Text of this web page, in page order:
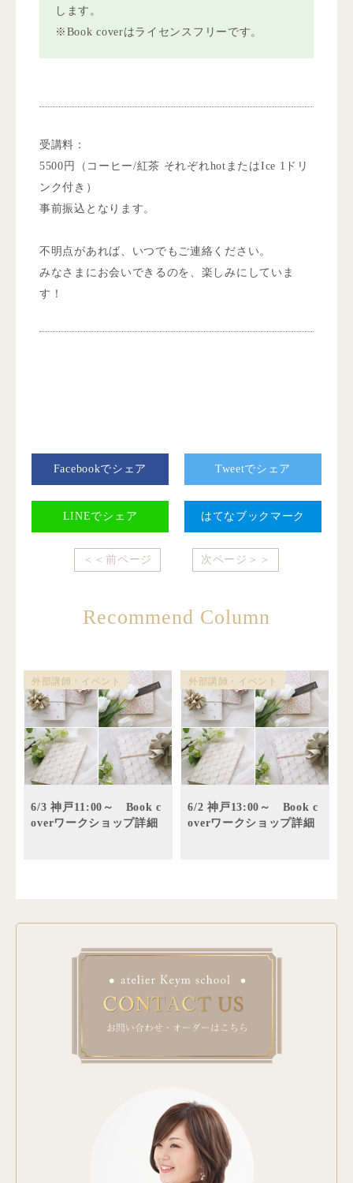
します。
※Book coverはライセンスフリーです。
受講料：
5500円（コーヒー/紅茶 それぞれhotまたはIce 1ドリ
ンク付き）
事前振込となります。
不明点があれば、いつでもご連絡ください。
みなさまにお会いできるのを、楽しみにしていま
す！
Facebookでシェア Tweetでシェア
LINEでシェア はてなブックマーク
＜＜前ページ 次ページ＞＞
Recommend Column
外部講師・イベント
6/3 神戸11:00～ Book c
overワークショップ詳細
外部講師・イベント
6/2 神戸13:00～ Book c
overワークショップ詳細
6/2 神戸11:00～ Book c
overワークショップ詳細